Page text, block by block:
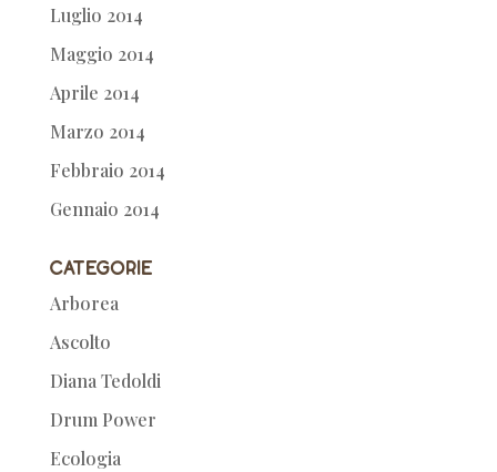
Luglio 2014
Maggio 2014
Aprile 2014
Marzo 2014
Febbraio 2014
Gennaio 2014
Categorie
Arborea
Ascolto
Diana Tedoldi
Drum Power
Ecologia